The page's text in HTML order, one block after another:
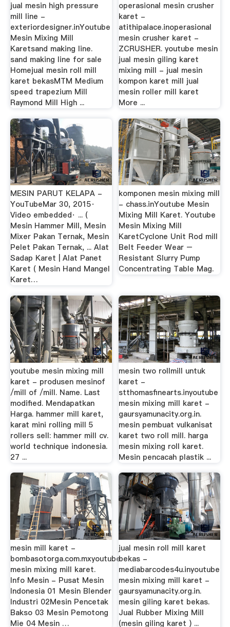
jual mesin high pressure
mill line -
exteriordesigner.inYoutube
Mesin Mixing Mill
Karetsand making line.
sand making line for sale
Homejual mesin roll mill
karet bekasMTM Medium
speed trapezium Mill
Raymond Mill High ...
operasional mesin crusher
karet -
atithipalace.inoperasional
mesin crusher karet -
ZCRUSHER. youtube mesin
jual mesin giling karet
mixing mill - jual mesin
kompon karet mill jual
mesin roller mill karet
More ...
MESIN PARUT KELAPA -
YouTubeMar 30, 2015·
Video embedded· ... (
Mesin Hammer Mill, Mesin
Mixer Pakan Ternak, Mesin
Pelet Pakan Ternak, ... Alat
Sadap Karet | Alat Panet
Karet ( Mesin Hand Mangel
Karet…
komponen mesin mixing mill
- chass.inYoutube Mesin
Mixing Mill Karet. Youtube
Mesin Mixing Mill
KaretCyclone Unit Rod mill
Belt Feeder Wear –
Resistant Slurry Pump
Concentrating Table Mag.
youtube mesin mixing mill
karet - produsen mesinof
/mill of /mill. Name. Last
modified. Mendapatkan
Harga. hammer mill karet,
karat mini rolling mill 5
rollers sell: hammer mill cv.
world technique indonesia.
27 ...
mesin two rollmill untuk
karet -
stthomasfinearts.inyoutube
mesin mixing mill karet -
gaursyamunacity.org.in.
mesin pembuat vulkanisat
karet two roll mill. harga
mesin mixing roll karet.
Mesin pencacah plastik ...
mesin mill karet -
bombasotorga.com.mxyoutube
mesin mixing mill karet.
Info Mesin - Pusat Mesin
Indonesia 01 Mesin Blender
Industri 02Mesin Pencetak
Bakso 03 Mesin Pemotong
Mie 04 Mesin …
jual mesin roll mill karet
bekas -
mediabarcodes4u.inyoutube
mesin mixing mill karet -
gaursyamunacity.org.in.
mesin giling karet bekas.
Jual Rubber Mixing Mill
(mesin giling karet ) ...